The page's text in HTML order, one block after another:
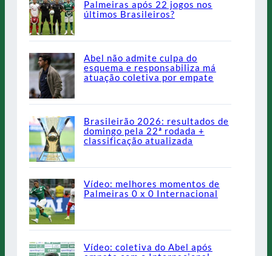
Palmeiras após 22 jogos nos
últimos Brasileiros?
Abel não admite culpa do
esquema e responsabiliza má
atuação coletiva por empate
Brasileirão 2026: resultados de
domingo pela 22ª rodada +
classificação atualizada
Vídeo: melhores momentos de
Palmeiras 0 x 0 Internacional
Vídeo: coletiva do Abel após